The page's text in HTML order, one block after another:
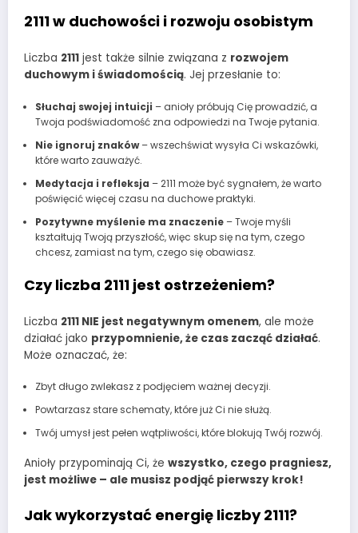
2111 w duchowości i rozwoju osobistym
Liczba 2111 jest także silnie związana z rozwojem
duchowym i świadomością. Jej przesłanie to:
Słuchaj swojej intuicji – anioły próbują Cię prowadzić, a
Twoja podświadomość zna odpowiedzi na Twoje pytania.
Nie ignoruj znaków– wszechświat wysyła Ci wskazówki,
które warto zauważyć.
Medytacja i refleksja – 2111 może być sygnałem, że warto
poświęcić więcej czasu na duchowe praktyki.
Pozytywne myślenie ma znaczenie– Twoje myśli
kształtują Twoją przyszłość, więc skup się na tym, czego
chcesz, zamiast na tym, czego się obawiasz.
Czy liczba 2111 jest ostrzeżeniem?
Liczba 2111 NIE jest negatywnym omenem, ale może
działać jako przypomnienie, że czas zacząć działać.
Może oznaczać, że:
Zbyt długo zwlekasz z podjęciem ważnej decyzji.
Powtarzasz stare schematy, które już Ci nie służą.
Twój umysł jest pełen wątpliwości, które blokują Twój rozwój.
Anioły przypominają Ci, że wszystko, czego pragniesz,
jest możliwe – ale musisz podjąć pierwszy krok!
Jak wykorzystać energię liczby 2111?